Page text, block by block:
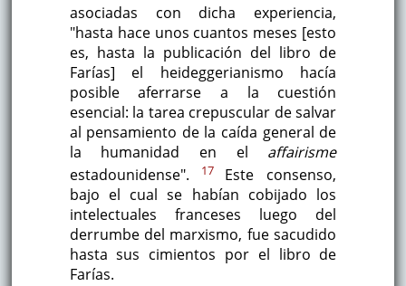
asociadas con dicha experiencia,
"hasta hace unos cuantos meses [esto
es, hasta la publicación del libro de
Farías] el heideggerianismo hacía
posible aferrarse a la cuestión
esencial: la tarea crepuscular de salvar
al pensamiento de la caída general de
la humanidad en el affairisme
estadounidense".
17
Este consenso,
bajo el cual se habían cobijado los
intelectuales franceses luego del
derrumbe del marxismo, fue sacudido
hasta sus cimientos por el libro de
Farías.